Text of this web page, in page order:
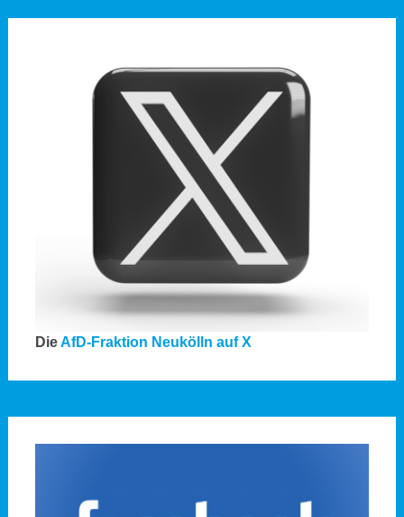
DieAfD-Fraktion Neukölln auf X